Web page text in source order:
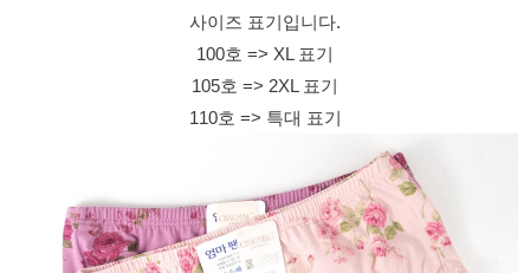
사이즈 표기입니다.
100호 => XL 표기
105호 => 2XL 표기
110호 => 특대 표기